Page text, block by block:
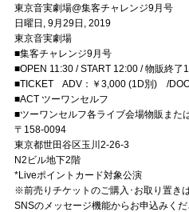
東京音実劇場@集客チャレンジ9月号
日曜日, 9月29日, 2019
東京音実劇場
■集客チャレンジ9月号
■OPEN 11:30 / START 12:00 / 物販終了
■TICKET ADV：￥3,000 (1D別) /
■ACT ツーワンセルフ
■ツーワンセルフ各ライブ会場物販また
〒158-0094
東京都世田谷区玉川2-26-3
N2ビル地下2階
*Liveポイントカード対象公演
※前売りチケットのご購入･お取り置き
SNSのメッセージ機能からお申込みくだ